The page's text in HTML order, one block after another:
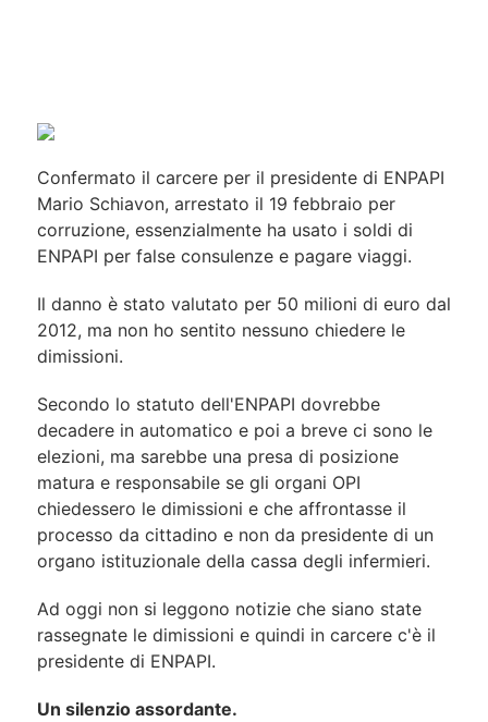
Confermato il carcere per il presidente di ENPAPI
Mario Schiavon, arrestato il 19 febbraio per
corruzione, essenzialmente ha usato i soldi di
ENPAPI per false consulenze e pagare viaggi.
Il danno è stato valutato per 50 milioni di euro dal
2012, ma non ho sentito nessuno chiedere le
dimissioni.
Secondo lo statuto dell'ENPAPI dovrebbe
decadere in automatico e poi a breve ci sono le
elezioni, ma sarebbe una presa di posizione
matura e responsabile se gli organi OPI
chiedessero le dimissioni e che affrontasse il
processo da cittadino e non da presidente di un
organo istituzionale della cassa degli infermieri.
Ad oggi non si leggono notizie che siano state
rassegnate le dimissioni e quindi in carcere c'è il
presidente di ENPAPI.
Un silenzio assordante.